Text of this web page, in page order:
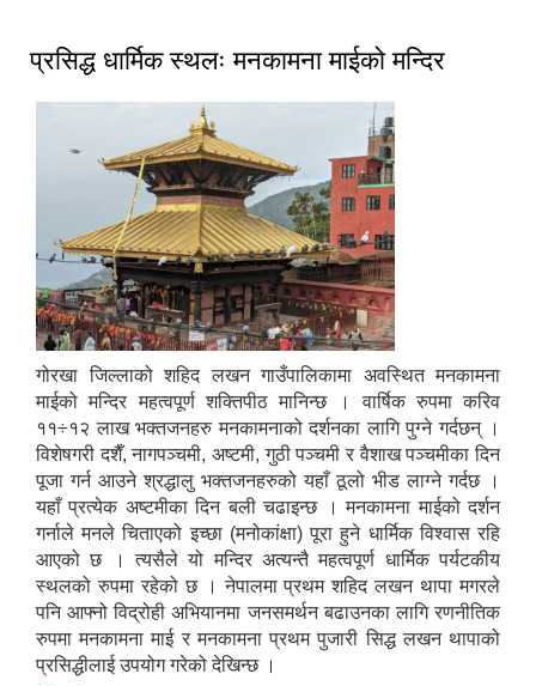
प्रसिद्ध धार्मिक स्थलः मनकामना माईको मन्दिर
गोरखा जिल्लाको शहिद लखन गाउँपालिकामा अवस्थित मनकामना
माईको मन्दिर महत्वपूर्ण शक्तिपीठ मानिन्छ । वार्षिक रुपमा करिव
११÷१२ लाख भक्तजनहरु मनकामनाको दर्शनका लागि पुग्ने गर्दछन् ।
विशेषगरी दशैँ, नागपञ्चमी, अष्टमी, गुठी पञ्चमी र वैशाख पञ्चमीका दिन
पूजा गर्न आउने श्रद्धालु भक्तजनहरुको यहाँ ठूलो भीड लाग्ने गर्दछ ।
यहाँ प्रत्येक अष्टमीका दिन बली चढाइन्छ । मनकामना माईको दर्शन
गर्नाले मनले चिताएको इच्छा (मनोकांक्षा) पूरा हुने धार्मिक विश्वास रहि
आएको छ । त्यसैले यो मन्दिर अत्यन्तै महत्वपूर्ण धार्मिक पर्यटकीय
स्थलको रुपमा रहेको छ । नेपालमा प्रथम शहिद लखन थापा मगरले
पनि आफ्नो विद्रोही अभियानमा जनसमर्थन बढाउनका लागि रणनीतिक
रुपमा मनकामना माई र मनकामना प्रथम पुजारी सिद्ध लखन थापाको
प्रसिद्धीलाई उपयोग गरेको देखिन्छ ।